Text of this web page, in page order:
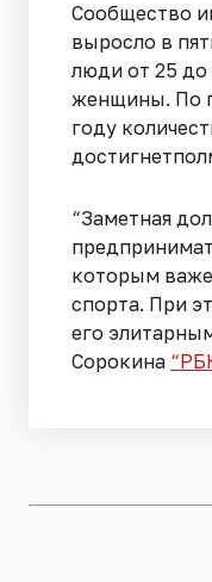
Сообщество
выросло в
люди от 25 до
женщины. По
году
“Заметная
которым
спорта. При
его
Сорокина